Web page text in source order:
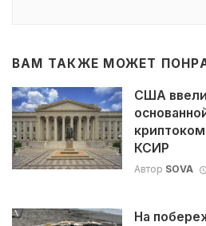
ВАМ ТАКЖЕ МОЖЕТ
США ввели
КСИР
Автор SOVA
На